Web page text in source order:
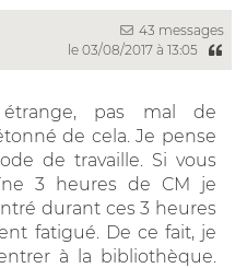
43 messages
le 03/08/2017 à 13:05
pas mal de
de cela. Je pense
de travaille. Si vous
3 heures de CM je
durant ces 3 heures
fatigué. De ce fait, je
à la bibliothèque.